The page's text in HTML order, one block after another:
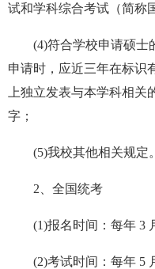
试和学科综合考试（简称
(4)符合学校申请硕士
申请时，应近三年在标识
上独立发表与本学科相关
字；
(5)我校其他相关规定。
2、全国统考
(1)报名时间：每年 3
(2)考试时间：每年 5